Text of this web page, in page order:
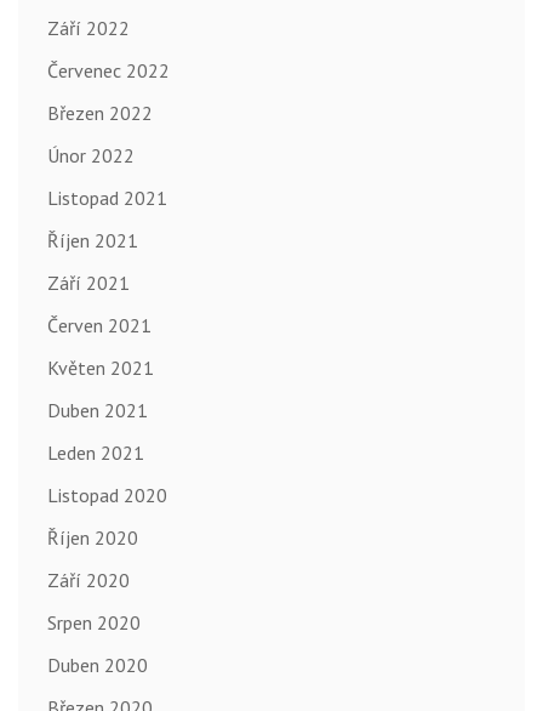
Září 2022
Červenec 2022
Březen 2022
Únor 2022
Listopad 2021
Říjen 2021
Září 2021
Červen 2021
Květen 2021
Duben 2021
Leden 2021
Listopad 2020
Říjen 2020
Září 2020
Srpen 2020
Duben 2020